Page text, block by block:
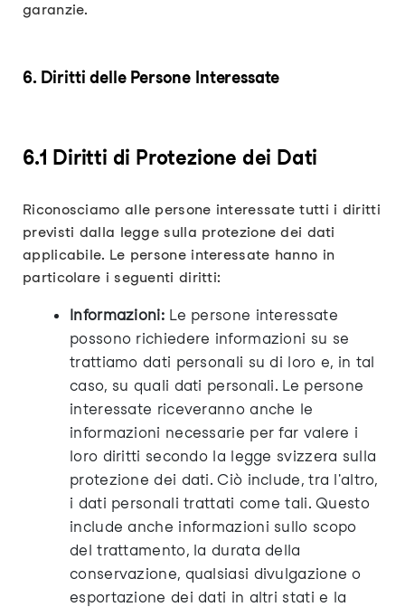
garanzie.
6. Diritti delle Persone Interessate
6.1 Diritti di Protezione dei Dati
Riconosciamo alle persone interessate tutti i diritti
previsti dalla legge sulla protezione dei dati
applicabile. Le persone interessate hanno in
particolare i seguenti diritti:
Informazioni:Le persone interessate
possono richiedere informazioni su se
trattiamo dati personali su di loro e, in tal
caso, su quali dati personali. Le persone
interessate riceveranno anche le
informazioni necessarie per far valere i
loro diritti secondo la legge svizzera sulla
protezione dei dati. Ciò include, tra l'altro,
i dati personali trattati come tali. Questo
include anche informazioni sullo scopo
del trattamento, la durata della
conservazione, qualsiasi divulgazione o
esportazione dei dati in altri stati e la